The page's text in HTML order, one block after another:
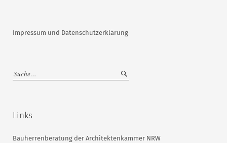
Impressum und Datenschutzerklärung
Links
Bauherrenberatung der Architektenkammer NRW